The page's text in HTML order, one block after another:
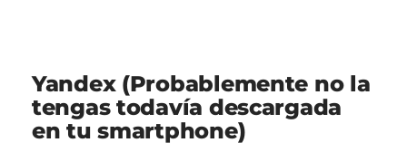
Yandex (Probablemente no la
tengas todavía descargada
en tu smartphone)